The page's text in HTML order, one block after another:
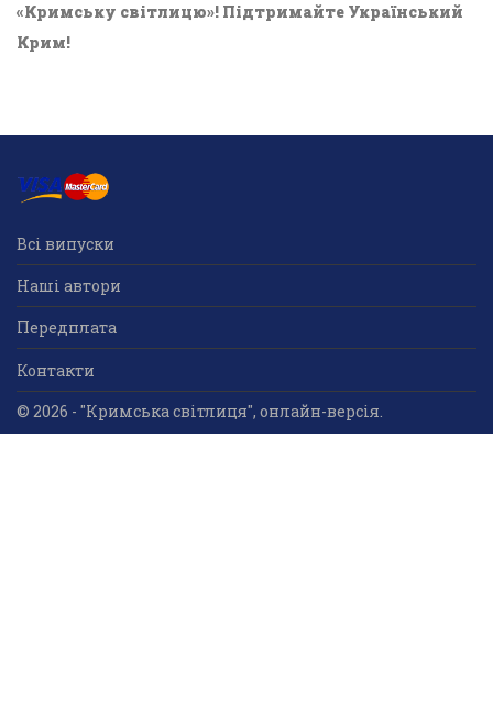
«Кримську світлицю»! Підтримайте Український
Крим!
Всі випуски
Наші автори
Передплата
Контакти
© 2026 - "Кримська світлиця", онлайн-версія.